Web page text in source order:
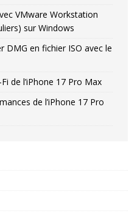
VMware Workstation
sur Windows
DMG en fichier ISO avec le
de l’iPhone 17 Pro Max
de l’iPhone 17 Pro